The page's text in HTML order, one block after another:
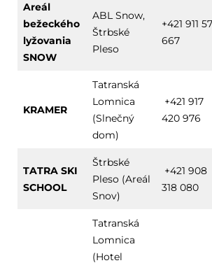
Areál
bežeckého
lyžovania
SNOW
ABL Snow,
Štrbské
Pleso
+421 911
667
KRAMER
Tatranská
Lomnica
(Slnečný
dom)
+421 917
420 976
TATRA SKI
SCHOOL
Štrbské
Pleso (Areál
Snov)
+421 908
318 080
Tatranská
Lomnica
(Hotel